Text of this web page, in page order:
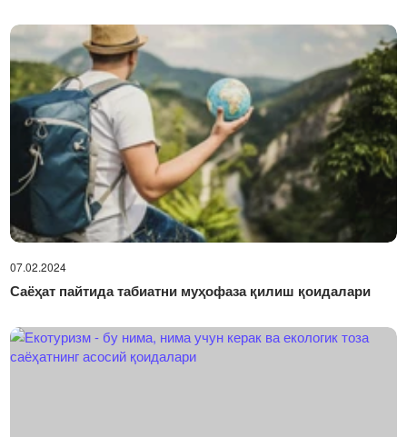
07.02.2024
Саёҳат пайтида табиатни муҳофаза қилиш қоидалари